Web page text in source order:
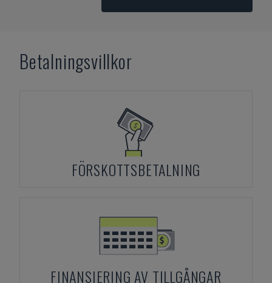
Betalningsvillkor
FÖRSKOTTSBETALNING
FINANSIERING AV TILLGÅNGAR